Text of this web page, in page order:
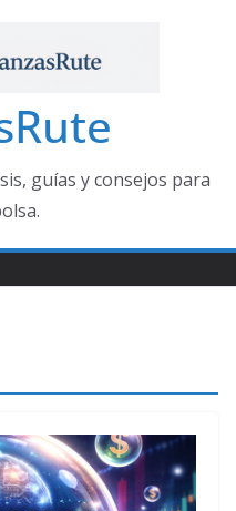
guías y consejos para